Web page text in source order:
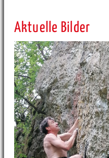
Aktuelle Bilder